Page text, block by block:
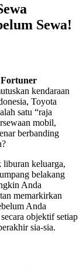
Sewa!
Fortuner
kendaraan
Toyota
satu “raja
mobil,
berbanding
liburan keluarga,
belakang
Anda
memarkirkan
Anda
objektif setiap
sia-sia.